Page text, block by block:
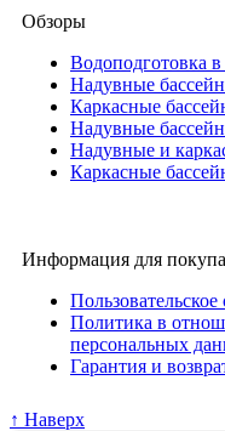
Обзоры
Водоподготовка
Надувные
Каркасные
Надувные
Надувные и
Каркасные
Информация для
Политика в
персональных
Гарантия и
↑ Наверх